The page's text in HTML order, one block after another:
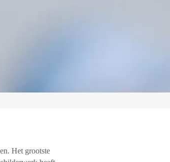
Het grootste